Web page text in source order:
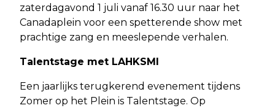
zaterdagavond 1 juli vanaf 16.30 uur naar het
Canadaplein voor een spetterende show met
prachtige zang en meeslepende verhalen.
Talentstage met LAHKSMI
Een jaarlijks terugkerend evenement tijdens
Zomer op het Plein is Talentstage. Op